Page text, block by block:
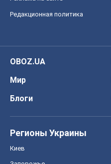
Редакционная политика
OBOZ.UA
Мир
Блоги
Регионы Украины
Киев